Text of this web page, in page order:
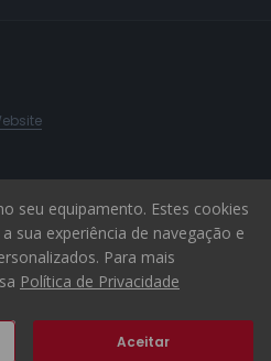
seu equipamento. Estes cookies
sua experiência de navegação e
Para mais
Política de Privacidade
Aceitar